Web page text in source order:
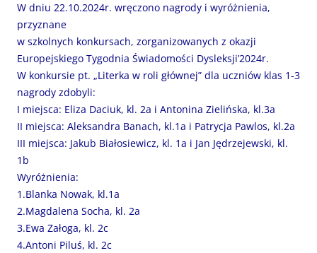
W dniu 22.10.2024r. wręczono nagrody i wyróżnienia,
przyznane
w szkolnych konkursach, zorganizowanych z okazji
Europejskiego Tygodnia Świadomości Dysleksji’2024r.
W konkursie pt. „Literka w roli głównej” dla uczniów klas 1-3
nagrody zdobyli:
I miejsca: Eliza Daciuk, kl. 2a i Antonina Zielińska, kl.3a
II miejsca: Aleksandra Banach, kl.1a i Patrycja Pawlos, kl.2a
III miejsca: Jakub Białosiewicz, kl. 1a i Jan Jędrzejewski, kl.
1b
Wyróżnienia:
1.Blanka Nowak, kl.1a
2.Magdalena Socha, kl. 2a
3.Ewa Załoga, kl. 2c
4.Antoni Piluś, kl. 2c